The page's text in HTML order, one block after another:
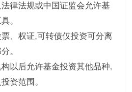
律法规或中国证监会允许基
。
、权证,可转债仅投资可分离
。
以后允许基金投资其他品种,
资范围。